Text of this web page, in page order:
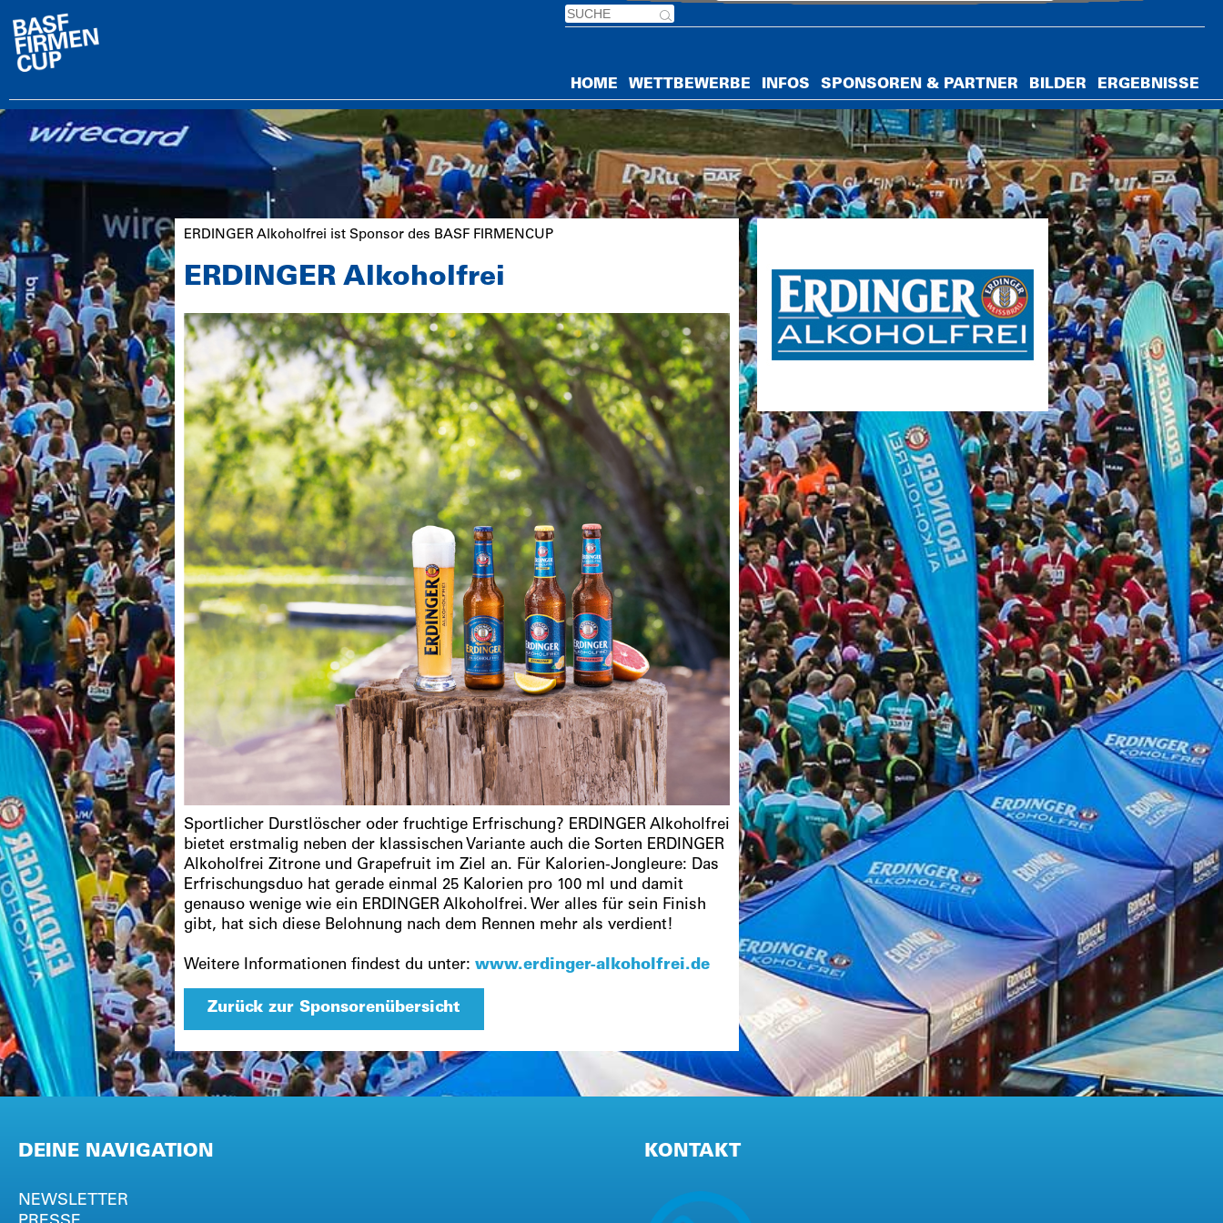
HOME WETTBEWERBE INFOS SPONSOREN & PARTNER BILDER ERGEBNISSE
ERDINGER Alkoholfrei ist Sponsor des BASF FIRMENCUP
ERDINGER Alkoholfrei
Sportlicher Durstlöscher oder fruchtige Erfrischung? ERDINGER Alkoholfrei
bietet erstmalig neben der klassischen Variante auch die Sorten ERDINGER
Alkoholfrei Zitrone und Grapefruit im Ziel an. Für Kalorien-Jongleure: Das
Erfrischungsduo hat gerade einmal 25 Kalorien pro 100 ml und damit
genauso wenige wie ein ERDINGER Alkoholfrei. Wer alles für sein Finish
gibt, hat sich diese Belohnung nach dem Rennen mehr als verdient!
Weitere Informationen findest du unter: www.erdinger-alkoholfrei.de
Zurück zur Sponsorenübersicht
DEINE NAVIGATION
NEWSLETTER
KONTAKT